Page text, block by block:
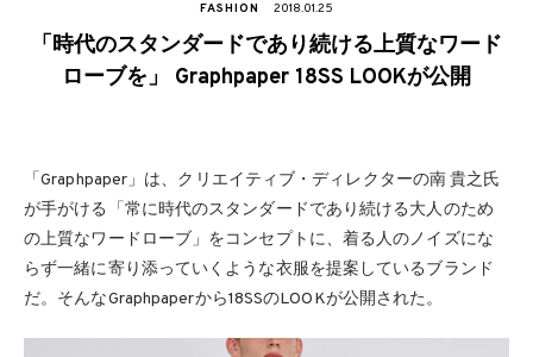
FASHION 2018.01.25
「時代のスタンダードであり続ける上質なワード
ローブを」 Graphpaper 18SS LOOKが公開
「Graphpaper」は、クリエイティブ・ディレクターの南 貴之氏
が手がける「常に時代のスタンダードであり続ける大人のため
の上質なワードローブ」をコンセプトに、着る人のノイズにな
らず一緒に寄り添っていくような衣服を提案しているブランド
だ。そんなGraphpaperから18SSのLOOKが公開された。